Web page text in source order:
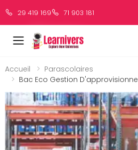
29 419 169 71 903 181
Accueil
Parascolaires
Bac Eco Gestion